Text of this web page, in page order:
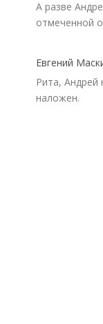
А разве
отмеченной
Евгений
Рита, Андрей
наложен.